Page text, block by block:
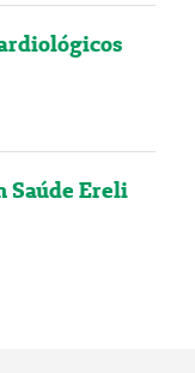
Saúde Ereli